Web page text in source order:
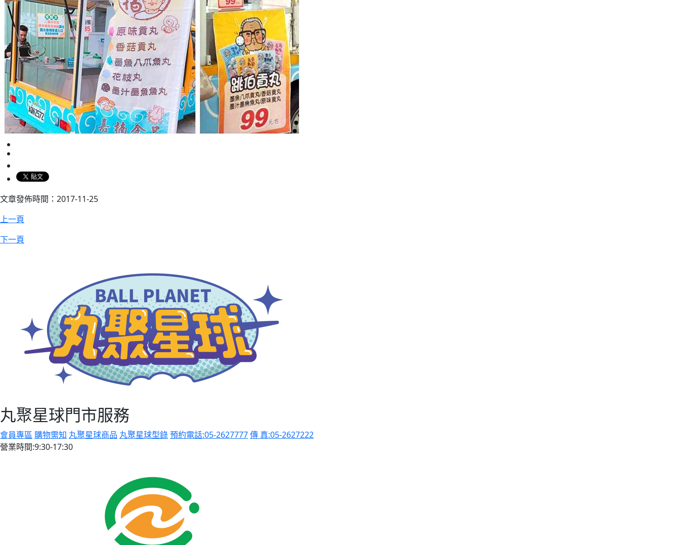
文章發佈時間：2017-11-25
上一頁
下一頁
丸聚星球門市服務
會員專區 購物需知 丸聚星球商品 丸聚星球型錄預約電話:05-2627777傳 真:05-2627222
營業時間:9:30-17:30